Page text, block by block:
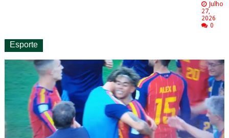
Julho
27,
2026
0
Esporte